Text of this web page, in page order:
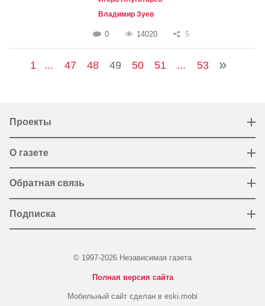
Владимир Зуев
0 14020 5
1 ... 47 48 49 50 51 ... 53
Проекты
О газете
Обратная связь
Подписка
© 1997-2026 Независимая газета
Полная версия сайта
Мобильный сайт сделан в eski.mobi